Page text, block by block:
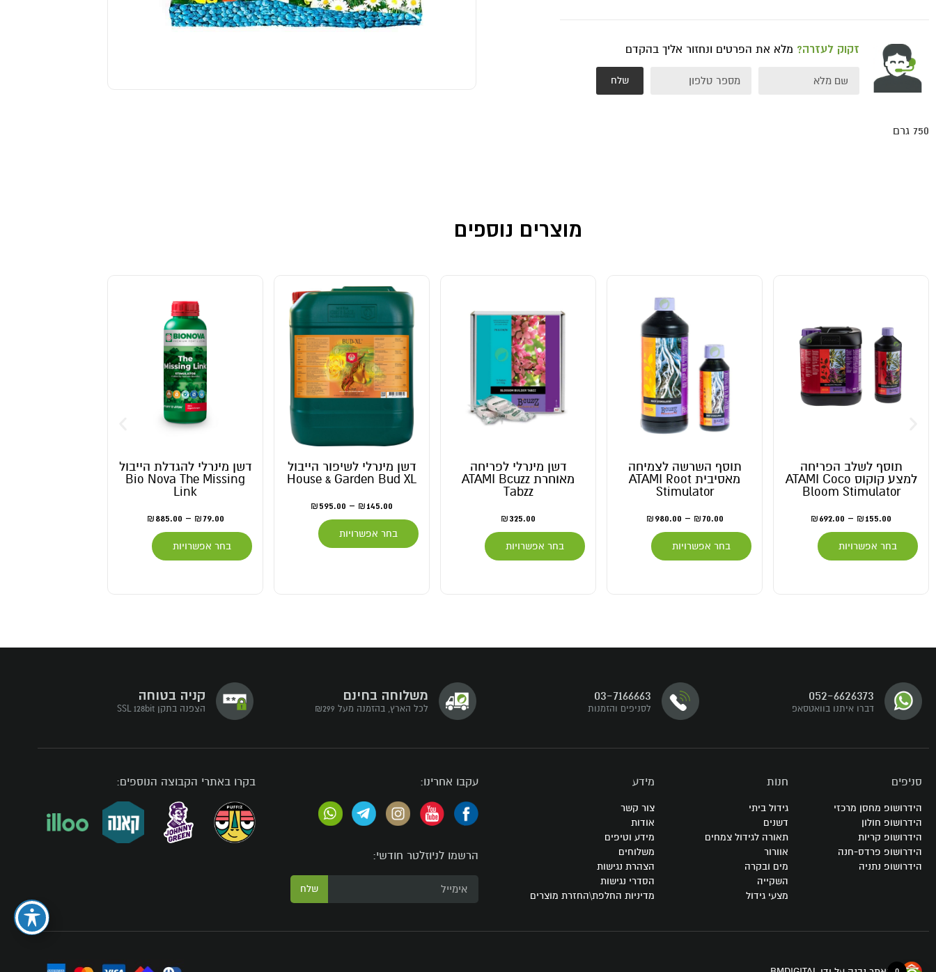
זקוק לעזרה? מלא את הפרטים ונחזור אליך בהקדם
שלח
750 גרם
מוצרים נוספים
לשלב הפריחה
למצע קוקוס ATAMI Coco
Bloom
₪692.00
אפשרויות
תוסף השרשה לצמיחה
מאסיבית ATAMI Root
Stimulator
₪980.00
בחר אפשרויות
דשן מינרלי לפריחה
מאוחרת ATAMI Bcuzz
בחר אפשרויות
דשן מינרלי לשיפור הייבול
House & Garden Bud XL
₪595.00
בחר אפשרויות
דשן מינרלי להגדלת הייבול
Bio Nova The Missing
₪885.00
בחר אפשרויות
עקבו אחרינו
052-6626373
דברו איתנו בוואטסאפ
03-7166663
לסניפים והזמנות
משלוחה בחינם
לכל הארץ, בהזמנה מעל ₪299
קניה בטוחה
הצפנה בתקן SSL 128bit
סניפים
הידרושופ מחסן מרכזי
הידרושופ חולון
הידרושופ קריות
הידרושופ פרדס-חנה
הידרושופ נתניה
חנות
גידול ביתי
דשנים
תאורה לגידול צמחים
אוורור
מים ובקרה
השקייה
מצעי גידול
מידע
צור קשר
אודות
מידע וטיפים
משלוחים
הצהרת נגישות
הסדרי נגישות
מדיניות החלפת\החזרת מוצרים
עקבו אחרינו:
הרשמו לניוזלטר חודשי:
שלח
בקרו באתרי הקבוצה הנוספים: